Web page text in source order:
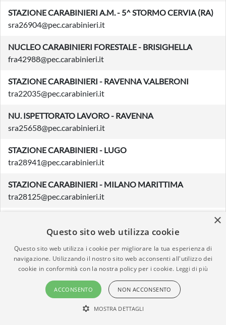
STAZIONE CARABINIERI A.M. - 5^ STORMO CERVIA (RA)
sra26904@pec.carabinieri.it
NUCLEO CARABINIERI FORESTALE - BRISIGHELLA
fra42988@pec.carabinieri.it
STAZIONE CARABINIERI - RAVENNA V.ALBERONI
tra22035@pec.carabinieri.it
NU. ISPETTORATO LAVORO - RAVENNA
sra25658@pec.carabinieri.it
STAZIONE CARABINIERI - LUGO
tra28941@pec.carabinieri.it
STAZIONE CARABINIERI - MILANO MARITTIMA
tra28125@pec.carabinieri.it
tra26803@pec.carabinieri.it
STAZIONE CARABINIERI - GODO
tra27007@pec.carabinieri.it
NUCLEO CARABINIERI FORESTALE - BAGNACAVALLO
fra42987@pec.carabinieri.it
×
Questo sito web utilizza cookie
Questo sito web utilizza i cookie per migliorare la tua esperienza di
navigazione. Utilizzando il nostro sito web acconsenti all'utilizzo dei
cookie in conformità con la nostra policy per i cookie. Leggi di più
ACCONSENTO NON ACCONSENTO
MOSTRA DETTAGLI